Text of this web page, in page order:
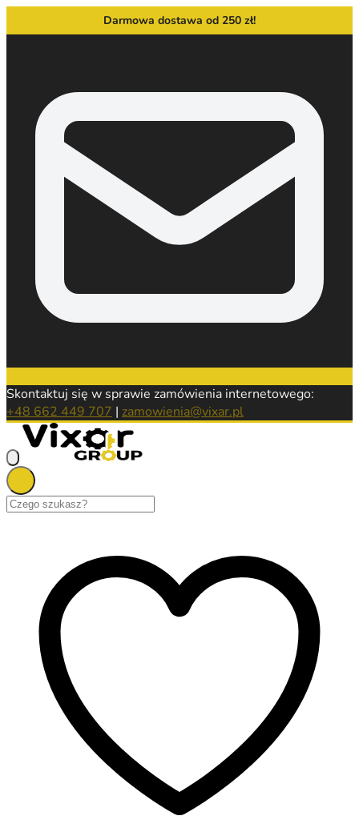
Darmowa dostawa od 250 zł!
Skontaktuj się w sprawie zamówienia internetowego:
+48 662 449 707 | zamowienia@vixar.pl